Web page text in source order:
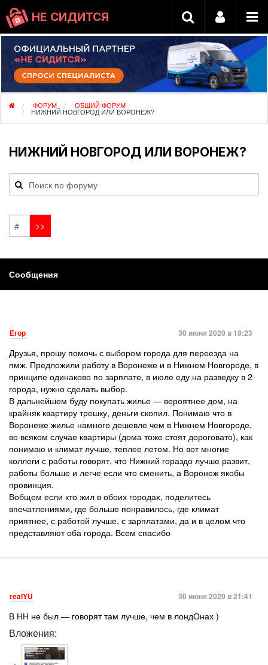
НЕ СИДИТСЯ
ФОРУМ ОБЩИЙ ФОРУМ
НИЖНИЙ НОВГОРОД ИЛИ ВОРОНЕЖ?
НИЖНИЙ НОВГОРОД ИЛИ ВОРОНЕЖ?
Сообщения
Егор 30 июня 2020 в 18:23
Друзья, прошу помочь с выбором города для переезда на
пмж. Предложили работу в Воронеже и в Нижнем Новгороде, в
принципе одинаково по зарплате, в июле еду на разведку в 2
города, нужно сделать выбор.
В дальнейшем буду покупать жилье — вероятнее дом, на
крайняк квартиру трешку, деньги скопил. Понимаю что в
Воронеже жилье намного дешевле чем в Нижнем Новгороде,
во всяком случае квартиры (дома тоже стоят дороговато), как
понимаю и климат лучше, теплее летом. Но вот многие
коллеги с работы говорят, что Нижний гораздо лучше развит,
работы больше и легче если что сменить, а Воронеж якобы
провинция.
Вобщем если кто жил в обоих городах, поделитесь
впечатлениями, где больше понравилось, где климат
приятнее, с работой лучше, с зарплатами, да и в целом что
представляют оба города. Всем спасибо
realYU 30 июня 2020 в 21:41
В НН не был — говорят там лучше, чем в лондОнах )
Вложения: